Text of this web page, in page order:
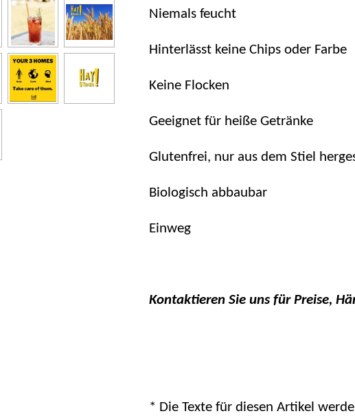
Niemals feucht
Hinterlässt keine Chips oder Farbe
Keine Flocken
Geeignet für heiße Getränke
Glutenfrei, nur aus dem Stiel
Biologisch abbaubar
Einweg
Kontaktieren Sie uns für Preise,
* Die Texte für diesen Artikel